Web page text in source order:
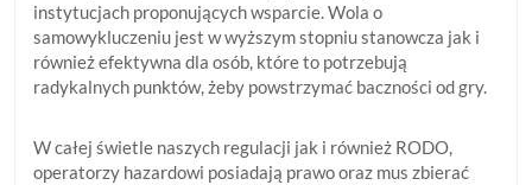
instytucjach proponujących wsparcie. Wola o
samowykluczeniu jest w wyższym stopniu stanowcza jak i
również efektywna dla osób, które to potrzebują
radykalnych punktów, żeby powstrzymać baczności od gry.
W całej świetle naszych regulacji jak i również RODO,
operatorzy hazardowi posiadają prawo oraz mus zbierać